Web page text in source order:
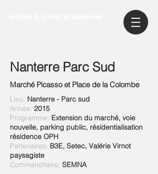
Nanterre Parc Sud
Marché Picasso et Place de la Colombe
Lieu: Nanterre - Parc sud
Année: 2015
Programme: Extension du marché, voie
nouvelle, parking public, résidentialisation
résidence OPH
Partenaires: B3E, Setec, Valérie Virnot
paysagiste
Commanditaire: SEMNA